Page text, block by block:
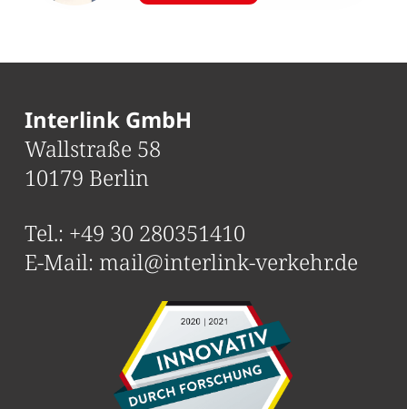
Interlink GmbH
Wallstraße 58
10179 Berlin
Tel.: +49 30 280351410
E-Mail: mail@interlink-verkehr.de